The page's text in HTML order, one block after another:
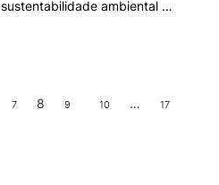
sustentabilidade ambiental e
7 8 9 10 …
17